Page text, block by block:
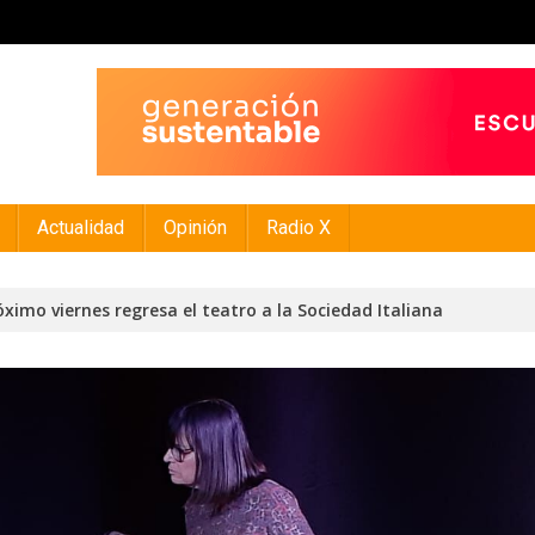
Actualidad Opinión Radio X
viernes regresa el teatro a la Sociedad Italiana